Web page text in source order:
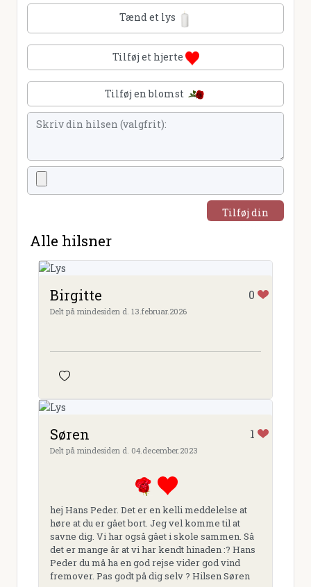
Tænd et lys
Tilføj et hjerte
Tilføj en blomst
Tilføj din
Alle hilsner
Birgitte 0
Delt på mindesiden d. 13.februar.2026
Søren 1
Delt på mindesiden d. 04.december.2023
hej Hans Peder. Det er en kelli meddelelse at
høre at du er gået bort. Jeg vel komme til at
savne dig. Vi har også gået i skole sammen. Så
det er mange år at vi har kendt hinaden :? Hans
Peder du må ha en god rejse vider god vind
fremover. Pas godt på dig selv ? Hilsen Søren